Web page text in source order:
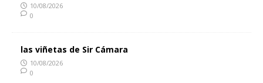
10/08/2026
0
las viñetas de Sir Cámara
10/08/2026
0